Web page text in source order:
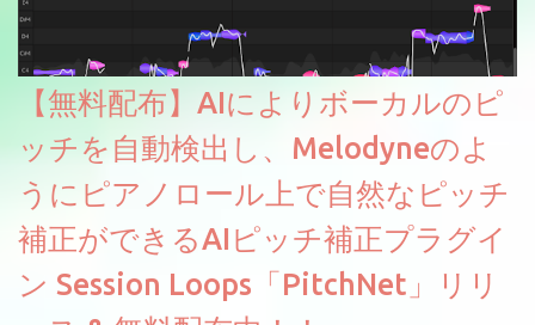
【無料配布】AIによりボーカルのピ
ッチを自動検出し、Melodyneのよ
うにピアノロール上で自然なピッチ
補正ができるAIピッチ補正プラグイ
ン Session Loops「PitchNet」リリ